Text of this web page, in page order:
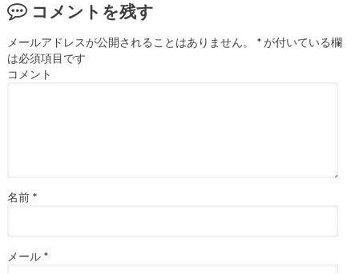
コメントを残す
メールアドレスが公開されることはありません。 *が付いている欄
は必須項目です
コメント
名前 *
メール *